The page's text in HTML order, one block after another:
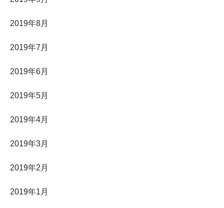
2019年8月
2019年7月
2019年6月
2019年5月
2019年4月
2019年3月
2019年2月
2019年1月